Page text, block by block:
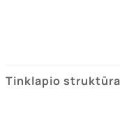
Tinklapio struktūra